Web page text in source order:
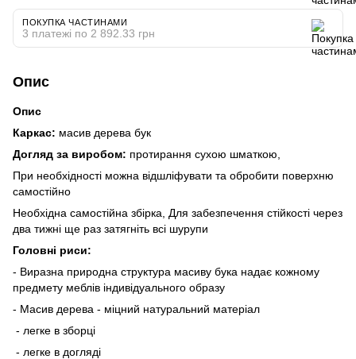
ПОКУПКА ЧАСТИНАМИ
3 платежі по 2 892.33 грн
Опис
Опис
Каркас: масив дерева бук
Догляд за виробом: протирання сухою шматкою,
При необхідності можна відшліфувати та обробити поверхню
самостійно
Необхідна самостійна збірка, Для забезпечення стійкості через
два тижні ще раз затягніть всі шурупи
Головні риси:
- Виразна природна структура масиву бука надає кожному
предмету меблів індивідуального образу
- Масив дерева - міцний натуральний матеріал
- легке в зборці
- легке в догляді